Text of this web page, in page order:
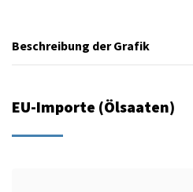
Beschreibung der Grafik
EU-Importe (Ölsaaten)